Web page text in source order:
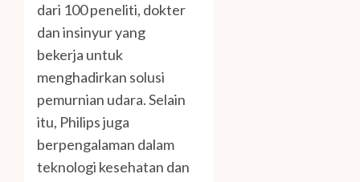
dari 100 peneliti, dokter
dan insinyur yang
bekerja untuk
menghadirkan solusi
pemurnian udara. Selain
itu, Philips juga
berpengalaman dalam
teknologi kesehatan dan